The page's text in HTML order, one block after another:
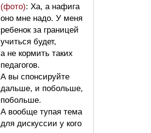
(фото): Ха, а нафига
оно мне надо. У меня
ребенок за границей
учиться будет,
а не кормить таких
педагогов.
А вы спонсируйте
дальше, и побольше,
побольше.
А вообще тупая тема
для дискуссии у кого